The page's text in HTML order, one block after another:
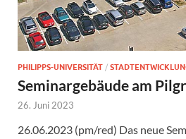
PHILIPPS-UNIVERSITÄT /
Seminargebäude am
26. Juni 2023
26.06.2023 (pm/red) Das neue